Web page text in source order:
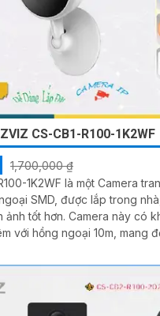
CS-CB1-R100-1K2WF
1,700,000 ₫
1K2WF là một Camera
SMD, được lắp trong
này có khả năng
với hồng ngoại 10m, mang
truyền tải dữ liệu một